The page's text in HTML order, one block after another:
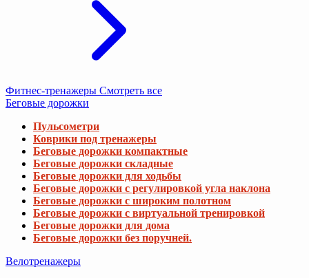
Фитнес-тренажеры Смотреть все
Беговые дорожки
Пульсометри
Коврики под тренажеры
Беговые дорожки компактные
Беговые дорожки складные
Беговые дорожки для ходьбы
Беговые дорожки с регулировкой угла наклона
Беговые дорожки с широким полотном
Беговые дорожки с виртуальной тренировкой
Беговые дорожки для дома
Беговые дорожки без поручней.
Велотренажеры